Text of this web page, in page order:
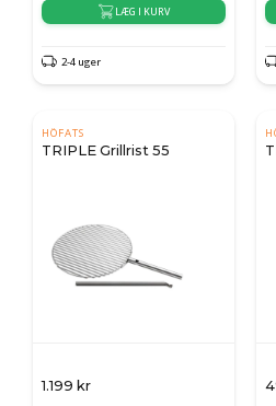
LÆG I KURV
2-4 uger
HÖFATS
TRIPLE Grillrist 55
1.199 kr